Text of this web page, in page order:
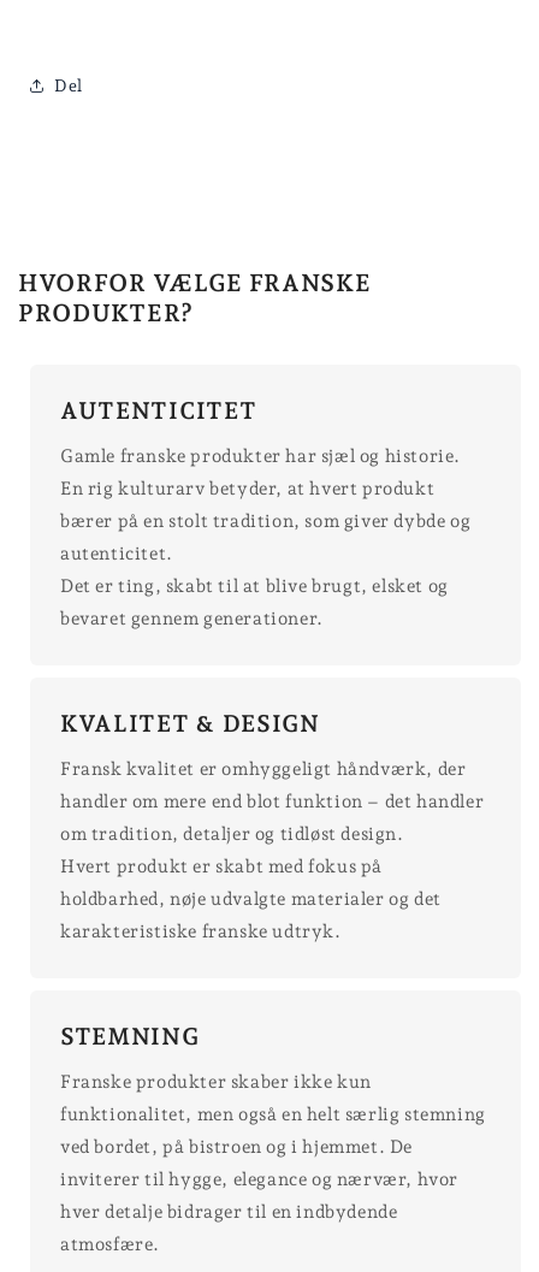
Del
HVORFOR VÆLGE FRANSKE
PRODUKTER?
AUTENTICITET
Gamle franske produkter har sjæl og historie.
En rig kulturarv betyder, at hvert produkt
bærer på en stolt tradition, som giver dybde og
autenticitet.
Det er ting, skabt til at blive brugt, elsket og
bevaret gennem generationer.
KVALITET & DESIGN
Fransk kvalitet er omhyggeligt håndværk, der
handler om mere end blot funktion – det handler
om tradition, detaljer og tidløst design.
Hvert produkt er skabt med fokus på
holdbarhed, nøje udvalgte materialer og det
karakteristiske franske udtryk.
STEMNING
Franske produkter skaber ikke kun
funktionalitet, men også en helt særlig stemning
ved bordet, på bistroen og i hjemmet. De
inviterer til hygge, elegance og nærvær, hvor
hver detalje bidrager til en indbydende
atmosfære.